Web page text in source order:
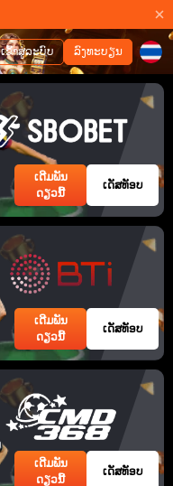
ລົງທະບຽນ
ເຂົ້າສູ່ລະບົບ
ເດີມພັນ
ດຽວນີ້
ເດັສທັອບ
ເດີມພັນ
ດຽວນີ້
ເດັສທັອບ
ເດີມພັນ
ດຽວນີ້
ເດັສທັອບ